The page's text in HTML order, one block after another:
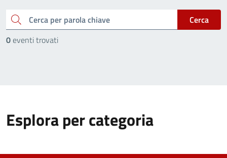
cerca
Cerca
0eventi trovati
Esplora per categoria